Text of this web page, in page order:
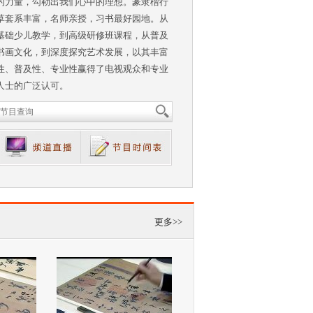
套系丰富，名师亲授，习书最好园地。从
础少儿教学，到高级研修班课程，从普及
画文化，到深度探究艺术发展，以其丰富
、普及性、专业性赢得了电视观众和专业
士的广泛认可。
更多>>